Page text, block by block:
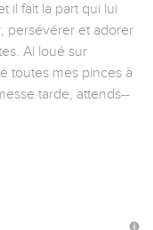
il fait la part qui lui
persévérer et adorer
Ai loué sur
toutes mes pinces à
tarde, attends--